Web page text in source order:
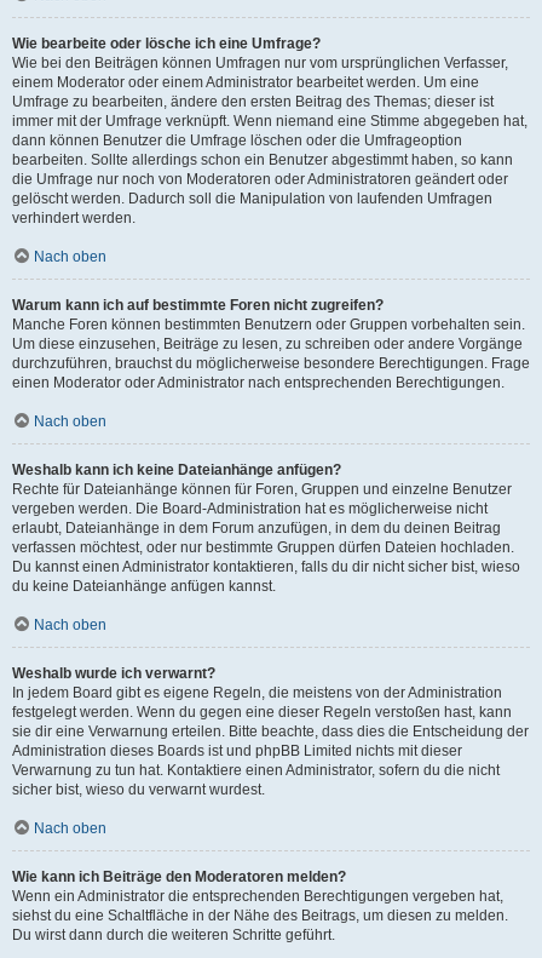
Wie bearbeite oder lösche ich eine Umfrage?
Wie bei den Beiträgen können Umfragen nur vom ursprünglichen Verfasser,
einem Moderator oder einem Administrator bearbeitet werden. Um eine
Umfrage zu bearbeiten, ändere den ersten Beitrag des Themas; dieser ist
immer mit der Umfrage verknüpft. Wenn niemand eine Stimme abgegeben hat,
dann können Benutzer die Umfrage löschen oder die Umfrageoption
bearbeiten. Sollte allerdings schon ein Benutzer abgestimmt haben, so kann
die Umfrage nur noch von Moderatoren oder Administratoren geändert oder
gelöscht werden. Dadurch soll die Manipulation von laufenden Umfragen
verhindert werden.
Nach oben
Warum kann ich auf bestimmte Foren nicht zugreifen?
Manche Foren können bestimmten Benutzern oder Gruppen vorbehalten sein.
Um diese einzusehen, Beiträge zu lesen, zu schreiben oder andere Vorgänge
durchzuführen, brauchst du möglicherweise besondere Berechtigungen. Frage
einen Moderator oder Administrator nach entsprechenden Berechtigungen.
Nach oben
Weshalb kann ich keine Dateianhänge anfügen?
Rechte für Dateianhänge können für Foren, Gruppen und einzelne Benutzer
vergeben werden. Die Board-Administration hat es möglicherweise nicht
erlaubt, Dateianhänge in dem Forum anzufügen, in dem du deinen Beitrag
verfassen möchtest, oder nur bestimmte Gruppen dürfen Dateien hochladen.
Du kannst einen Administrator kontaktieren, falls du dir nicht sicher bist, wieso
du keine Dateianhänge anfügen kannst.
Nach oben
Weshalb wurde ich verwarnt?
In jedem Board gibt es eigene Regeln, die meistens von der Administration
festgelegt werden. Wenn du gegen eine dieser Regeln verstoßen hast, kann
sie dir eine Verwarnung erteilen. Bitte beachte, dass dies die Entscheidung der
Administration dieses Boards ist und phpBB Limited nichts mit dieser
Verwarnung zu tun hat. Kontaktiere einen Administrator, sofern du die nicht
sicher bist, wieso du verwarnt wurdest.
Nach oben
Wie kann ich Beiträge den Moderatoren melden?
Wenn ein Administrator die entsprechenden Berechtigungen vergeben hat,
siehst du eine Schaltfläche in der Nähe des Beitrags, um diesen zu melden.
Du wirst dann durch die weiteren Schritte geführt.